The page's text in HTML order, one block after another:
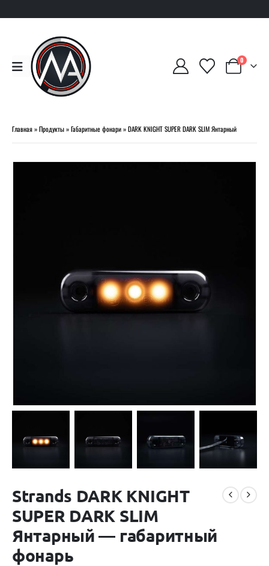
0
Главная»Продукты»Габаритные фонари»DARK KNIGHT SUPER DARK SLIM Янтарный
Strands DARK KNIGHT
SUPER DARK SLIM
Янтарный — габаритный
фонарь